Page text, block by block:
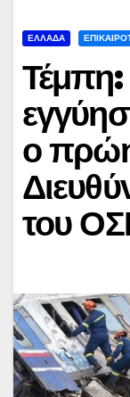
ΕΛΛΑΔΑ
Τέμπη:
ο
του